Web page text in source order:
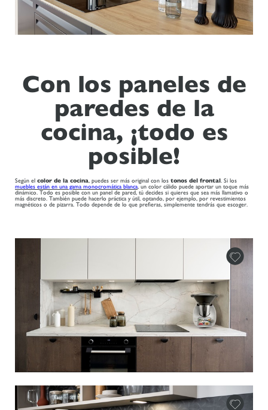
Con los paneles de
paredes de la
cocina, ¡todo es
posible!
Según el color de la cocina, puedes ser más original con los tonos del frontal. Si los
muebles están en una gama monocromática blanca, un color cálido puede aportar un toque más
dinámico. Todo es posible con un panel de pared, tú decides si quieres que sea más llamativo o
más discreto. También puede hacerlo práctica y útil, optando, por ejemplo, por revestimientos
magnéticos o de pizarra. Todo depende de lo que prefieras, simplemente tendrás que escoger.